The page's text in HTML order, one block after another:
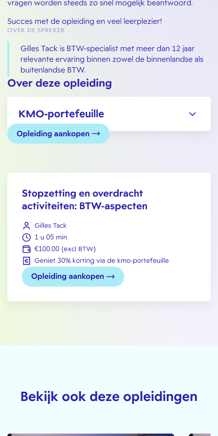
vragen worden steeds zo snel mogelijk beantwoord.
Succes met de opleiding en veel leerplezier!
OVER DE SPREKER
Gilles Tack is BTW-specialist met meer dan 12 jaar
relevante ervaring binnen zowel de binnenlandse als
buitenlandse BTW.
Over deze opleiding
KMO-portefeuille
Opleiding aankopen
Stopzetting en overdracht
activiteiten: BTW-aspecten
Gilles Tack
1 u 05 min
€100.00 (excl BTW)
Geniet 30% korting via de kmo-portefeuille
Opleiding aankopen
Bekijk ook deze opleidingen